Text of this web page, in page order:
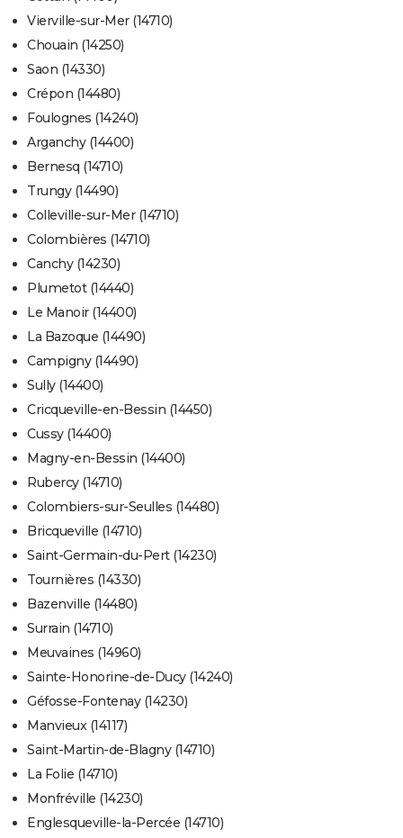
Vierville-sur-Mer (14710)
Chouain (14250)
Saon (14330)
Crépon (14480)
Foulognes (14240)
Arganchy (14400)
Bernesq (14710)
Trungy (14490)
Colleville-sur-Mer (14710)
Colombières (14710)
Canchy (14230)
Plumetot (14440)
Le Manoir (14400)
La Bazoque (14490)
Campigny (14490)
Sully (14400)
Cricqueville-en-Bessin (14450)
Cussy (14400)
Magny-en-Bessin (14400)
Rubercy (14710)
Colombiers-sur-Seulles (14480)
Bricqueville (14710)
Saint-Germain-du-Pert (14230)
Tournières (14330)
Bazenville (14480)
Surrain (14710)
Meuvaines (14960)
Sainte-Honorine-de-Ducy (14240)
Géfosse-Fontenay (14230)
Manvieux (14117)
Saint-Martin-de-Blagny (14710)
La Folie (14710)
Monfréville (14230)
Englesqueville-la-Percée (14710)